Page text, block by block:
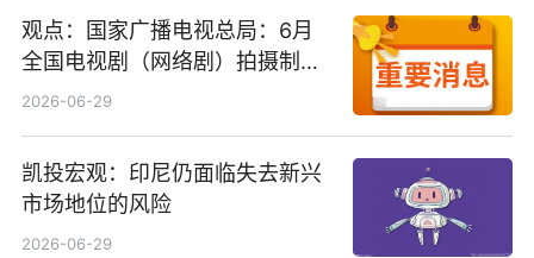
观点：国家广播电视总局：6月
全国电视剧（网络剧）拍摄制作
备案公示剧目197部
2026-06-29
凯投宏观：印尼仍面临失去新兴
市场地位的风险
2026-06-29